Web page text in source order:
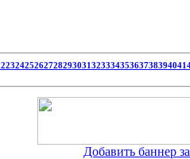
23242526272829303132333435363738394041
Добавить баннер